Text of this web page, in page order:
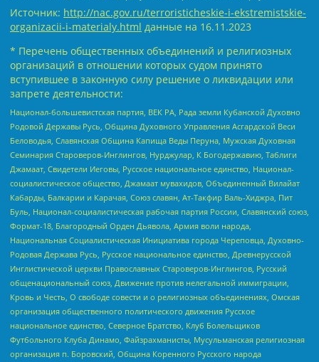
Источник: http://nac.gov.ru/terroristicheskie-i-ekstremistskie-
organizacii-i-materialy.html данные на 16.11.2023
* Перечень общественных объединений и религиозных
организаций в отношении которых судом принято
вступившее в законную силу решение о ликвидации или
запрете деятельности:
Национал-большевистская партия, ВЕК РА, Рада земли Кубанской Духовно
Родовой Державы Русь, Община Духовного Управления Асгардской Веси
Беловодья, Славянская Община Капища Веды Перуна, Мужская Духовная
Семинария Староверов-Инглингов, Нурджулар, К Богодержавию, Таблиги
Джамаат, Свидетели Иеговы, Русское национальное единство, Национал-
социалистическое общество, Джамаат мувахидов, Объединенный Вилайат
Кабарды, Балкарии и Карачая, Союз славян, Ат-Такфир Валь-Хиджра, Пит
Буль, Национал-социалистическая рабочая партия России, Славянский союз,
Формат-18, Благородный Орден Дьявола, Армия воли народа,
Национальная Социалистическая Инициатива города Череповца, Духовно-
Родовая Держава Русь, Русское национальное единство, Древнерусской
Инглистической церкви Православных Староверов-Инглингов, Русский
общенациональный союз, Движение против нелегальной иммиграции,
Кровь и Честь, О свободе совести и о религиозных объединениях, Омская
организация общественного политического движения Русское
национальное единство, Северное Братство, Клуб Болельщиков
Футбольного Клуба Динамо, Файзрахманисты, Мусульманская религиозная
организация п. Боровский, Община Коренного Русского народа